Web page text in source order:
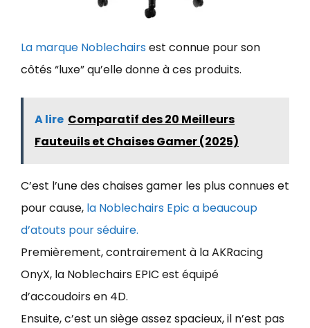
La marque Noblechairs est connue pour son
côtés “luxe” qu’elle donne à ces produits.
A lire Comparatif des 20 Meilleurs
Fauteuils et Chaises Gamer (2025)
C’est l’une des chaises gamer les plus connues et
pour cause, la Noblechairs Epic a beaucoup
d’atouts pour séduire.
Premièrement, contrairement à la AKRacing
OnyX, la Noblechairs EPIC est équipé
d’accoudoirs en 4D.
Ensuite, c’est un siège assez spacieux, il n’est pas